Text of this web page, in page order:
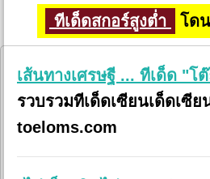
ทีเด็ดสกอร์สูงต่ำ โด
เส้นทางเศรษฐี ... ทีเด็ด "โ
รวบรวมทีเด็ดเซียนเด็ดเซีย
toeloms.com